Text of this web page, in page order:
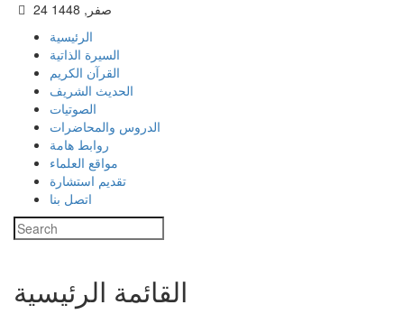
24 صفر, 1448
الرئيسية
السيرة الذاتية
القرآن الكريم
الحديث الشريف
الصوتيات
الدروس والمحاضرات
روابط هامة
مواقع العلماء
تقديم استشارة
اتصل بنا
القائمة الرئيسية